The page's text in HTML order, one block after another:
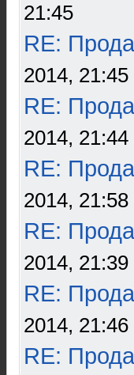
21:45
RE:
2014, 21:45
RE:
2014, 21:44
RE:
2014, 21:58
RE:
2014, 21:39
RE:
2014, 21:46
RE: